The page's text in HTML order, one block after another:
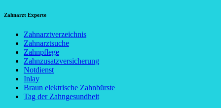
Zahnarzt Experte
Zahnarztverzeichnis
Zahnarztsuche
Zahnpflege
Zahnzusatzversicherung
Notdienst
Inlay
Braun elektrische Zahnbürste
Tag der Zahngesundheit